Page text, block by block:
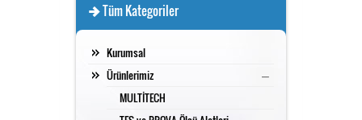
Güç Analizörü
Toprak Megeri
Tüm Kategoriler
Kurumsal
Ürünlerimiz
–
MULTİTECH